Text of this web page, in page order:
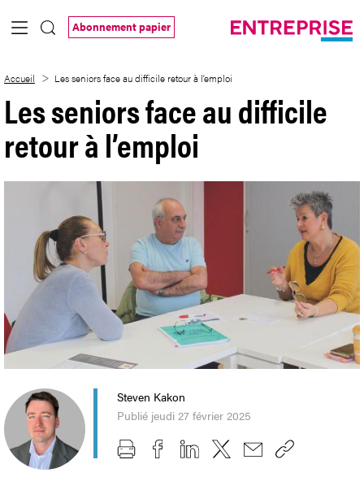
Saut au contenu principal
Abonnement papier
Accueil Les seniors face au difficile retour à l’emploi
Les seniors face au difficile
retour à l’emploi
Steven Kakon
Publié jeudi 27 février 2025